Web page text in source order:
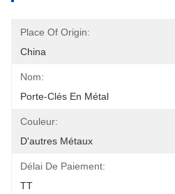
Place Of Origin:
China
Nom:
Porte-Clés En Métal
Couleur:
D'autres Métaux
Délai De Paiement:
TT